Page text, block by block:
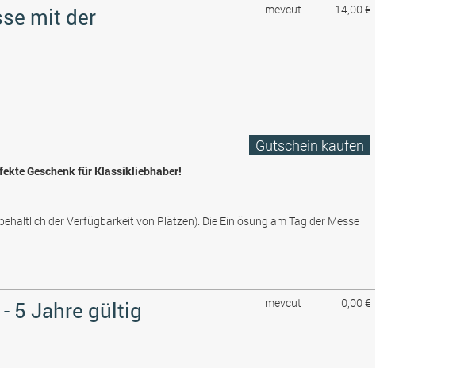
mevcut 14,00 €
mit der
Gutschein kaufen
Geschenk für Klassikliebhaber!
der Verfügbarkeit von Plätzen). Die Einlösung am Tag der Messe
mevcut 0,00 €
5 Jahre gültig